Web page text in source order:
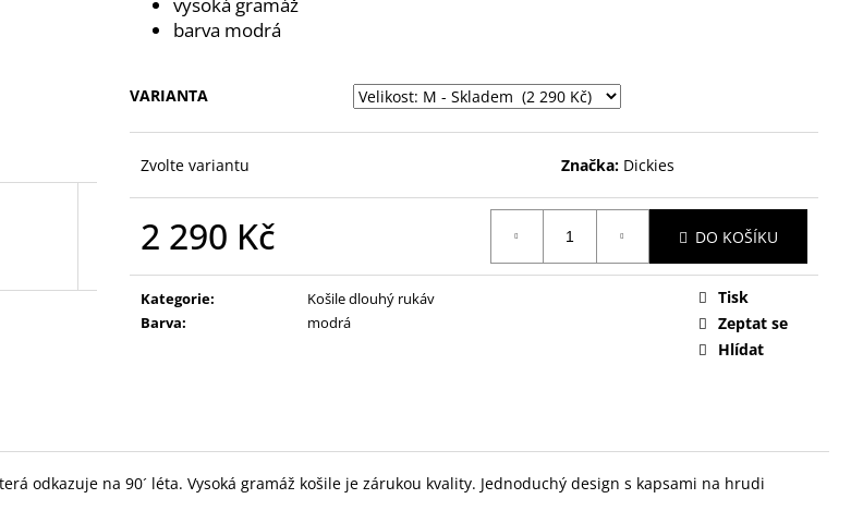
vysoká gramáž
barva modrá
VARIANTA
Zvolte variantu Značka: Dickies
2 290 Kč DO KOŠÍKU
Kategorie:
Košile dlouhý rukáv
Barva: modrá
Tisk
Zeptat se
Hlídat
odkazuje na 90´ léta. Vysoká gramáž košile je zárukou kvality. Jednoduchý design s kapsami na hrudi